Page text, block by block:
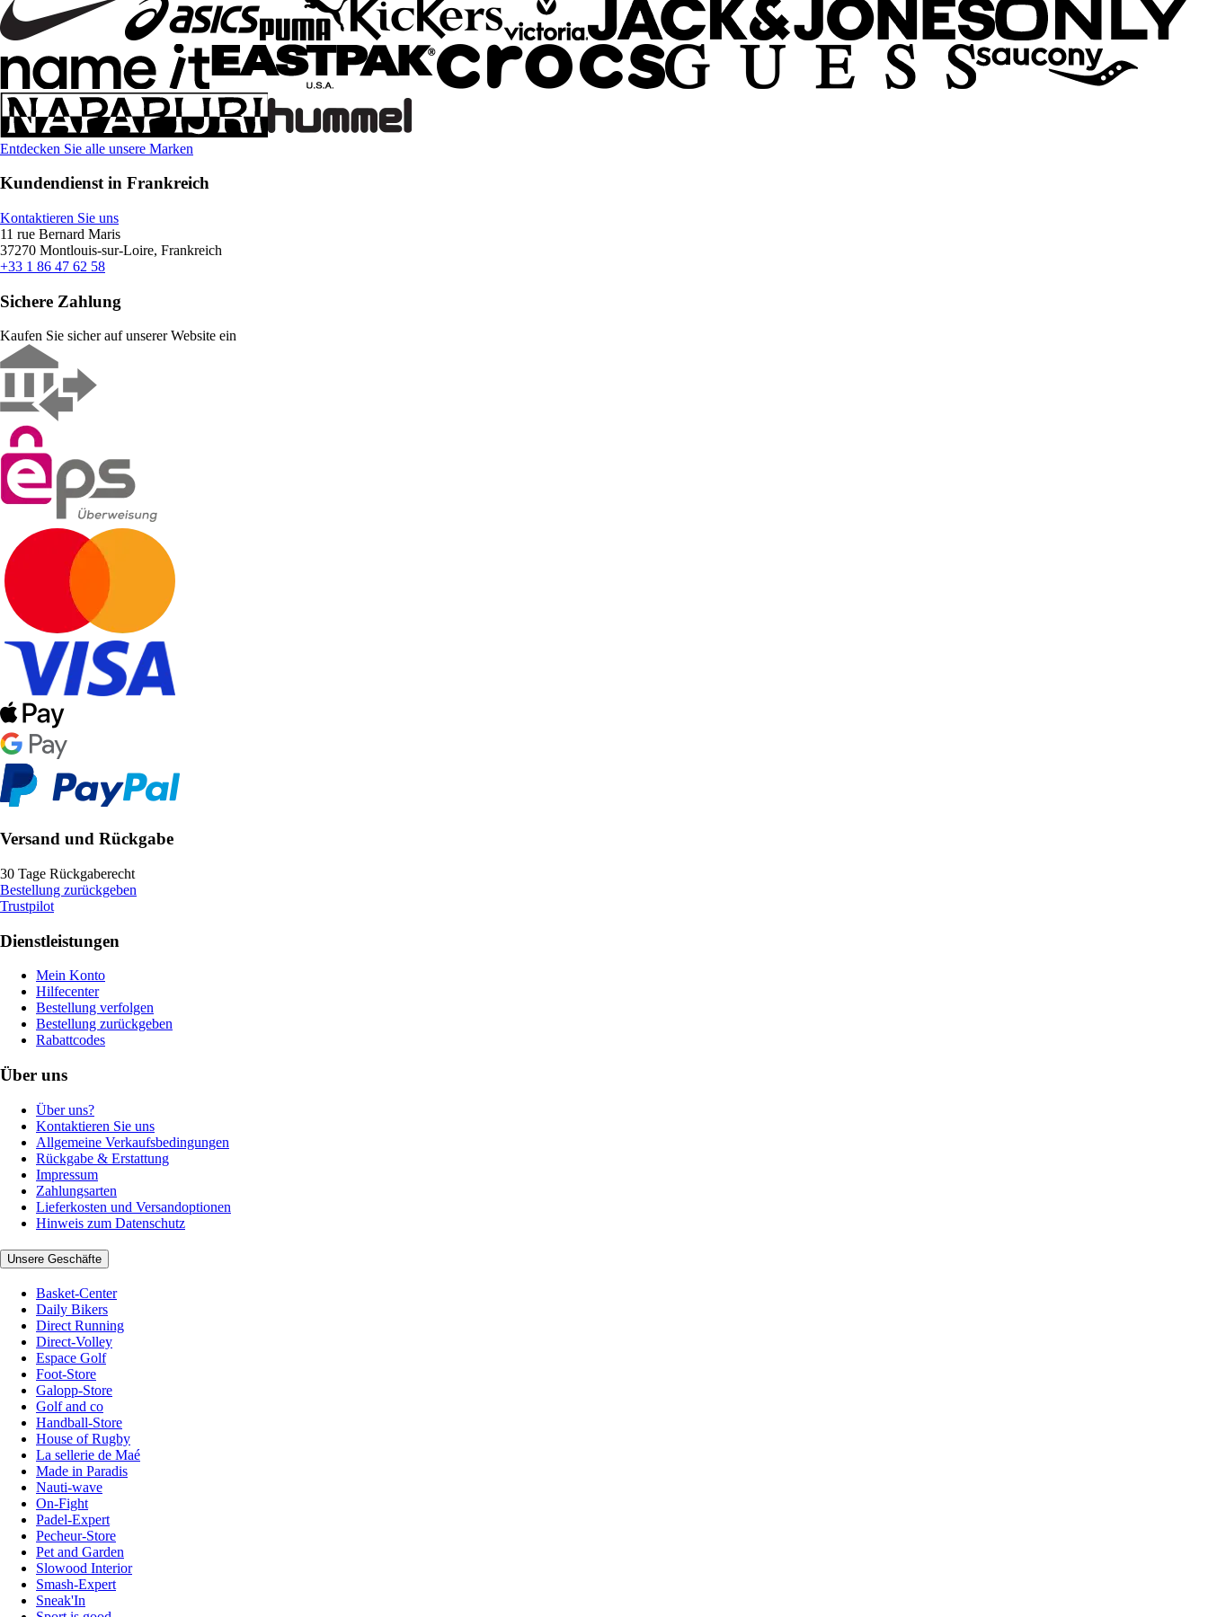
Entdecken Sie alle unsere Marken
Kundendienst in Frankreich
Kontaktieren Sie uns
11 rue Bernard Maris
37270 Montlouis-sur-Loire, Frankreich
+33 1 86 47 62 58
Sichere Zahlung
Kaufen Sie sicher auf unserer Website ein
Versand und Rückgabe
30 Tage Rückgaberecht
Bestellung zurückgeben
Trustpilot
Dienstleistungen
Mein Konto
Hilfecenter
Bestellung verfolgen
Bestellung zurückgeben
Rabattcodes
Über uns
Über uns?
Kontaktieren Sie uns
Allgemeine Verkaufsbedingungen
Rückgabe & Erstattung
Impressum
Zahlungsarten
Lieferkosten und Versandoptionen
Hinweis zum Datenschutz
Unsere Geschäfte
Basket-Center
Daily Bikers
Direct Running
Direct-Volley
Espace Golf
Foot-Store
Galopp-Store
Golf and co
Handball-Store
House of Rugby
La sellerie de Maé
Made in Paradis
Nauti-wave
On-Fight
Padel-Expert
Pecheur-Store
Pet and Garden
Slowood Interior
Smash-Expert
Sneak'In